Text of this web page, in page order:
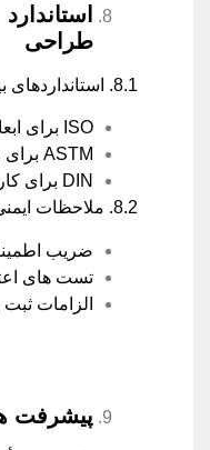
طراحی
8.1. استانداردهای بین المللی
ISO برای ابعاد و تحملهای ابعادی
ASTM برای روشهای تست
DIN برای کاربردهای خاص
8.2. ملاحظات ایمنی
ضریب
تست های
الزامات
پیشرفت